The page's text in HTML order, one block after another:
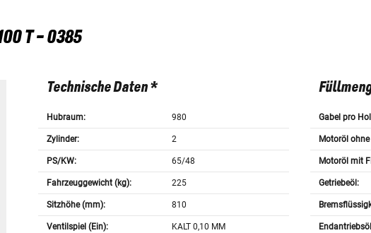
T - 0385
Technische Daten *
Hubraum: 980
Zylinder: 2
PS/KW: 65/48
Fahrzeuggewicht (kg): 225
Sitzhöhe (mm): 810
Ventilspiel (Ein): KALT 0,10 MM
Gabel pro
Motoröl
Motoröl mit
Getriebeöl: